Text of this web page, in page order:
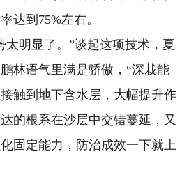
达到75%左右。
明显了。”谈起这项技术，夏
林语气里满是骄傲，“深栽能
触到地下含水层，大幅提升作
的根系在沙层中交错蔓延，又
固定能力，防治成效一下就上